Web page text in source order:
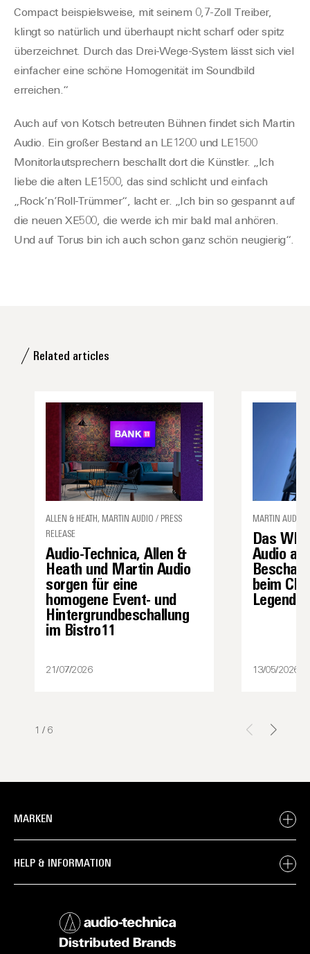
Compact beispielsweise, mit seinem 0,7-Zoll
Treiber,
klingt so natürlich und überhauptnicht scharf oder spitz
überzeichnet. Durch das Drei-Wege-System lässt sich viel
einfacher eine schöne Homogenität im Soundbild
erreichen.“
Auch auf von Kotsch betreuten Bühnen findet sich Martin
Audio. Ein großer Bestand an LE1200 und LE1500
Monitorlautsprechern beschallt dort die Künstler. „Ich
liebe die alten LE1500, das sind schlicht und einfach
„Rock’n’Roll-Trümmer“, lacht er. „Ich bin so gespannt auf
die neuen XE500, die werde ich mir bald mal anhören.
Und auf Torus bin ich auch schon ganz schön neugierig“.
Related articles
ALLEN & HEATH, MARTIN AUDIO / PRESS
RELEASE
Audio-Technica, Allen &
Heath und Martin Audio
sorgen für eine
homogene Event- und
Hintergrundbeschallung
im Bistro11
21/07/2026
MARTIN AUDIO /
Das
Audio
beim
13/05/2026
1 / 6
MARKEN
HELP & INFORMATION